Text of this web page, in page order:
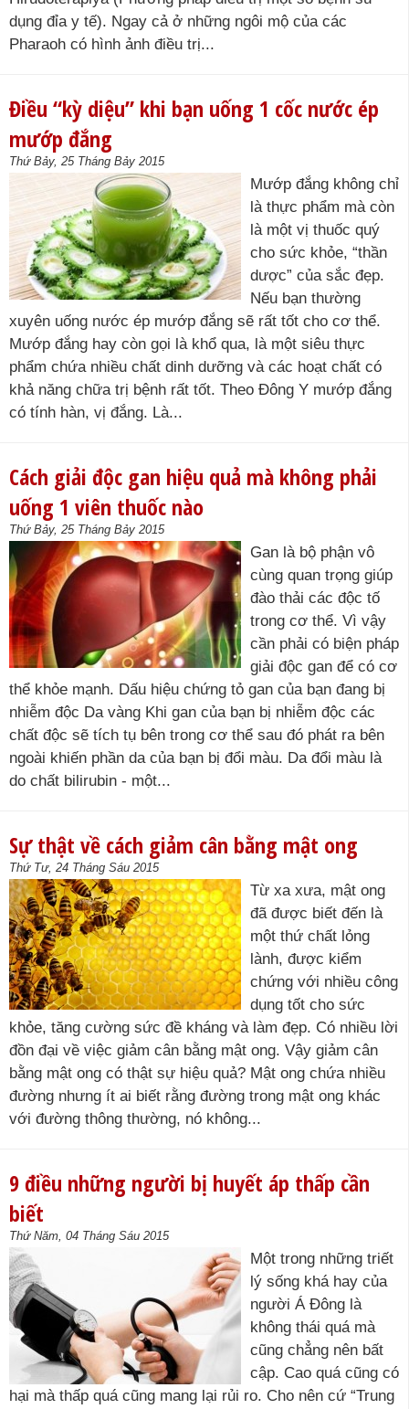
dụng đỉa y tế). Ngay cả ở những ngôi mộ của các
Pharaoh có hình ảnh điều trị...
Điều “kỳ diệu” khi bạn uống 1 cốc nước ép
mướp đắng
Thứ Bảy, 25 Tháng Bảy 2015
Mướp đắng không chỉ
là thực phẩm mà còn
là một vị thuốc quý
cho sức khỏe, “thần
dược” của sắc đẹp.
Nếu bạn thường
xuyên uống nước ép mướp đắng sẽ rất tốt cho cơ thể.
Mướp đắng hay còn gọi là khổ qua, là một siêu thực
phẩm chứa nhiều chất dinh dưỡng và các hoạt chất có
khả năng chữa trị bệnh rất tốt. Theo Đông Y mướp đắng
có tính hàn, vị đắng. Là...
Cách giải độc gan hiệu quả mà không phải
uống 1 viên thuốc nào
Thứ Bảy, 25 Tháng Bảy 2015
Gan là bộ phận vô
cùng quan trọng giúp
đào thải các độc tố
trong cơ thể. Vì vậy
cần phải có biện pháp
giải độc gan để có cơ
thể khỏe mạnh. Dấu hiệu chứng tỏ gan của bạn đang bị
nhiễm độc Da vàng Khi gan của bạn bị nhiễm độc các
chất độc sẽ tích tụ bên trong cơ thể sau đó phát ra bên
ngoài khiến phần da của bạn bị đổi màu. Da đổi màu là
do chất bilirubin - một...
Sự thật về cách giảm cân bằng mật ong
Thứ Tư, 24 Tháng Sáu 2015
Từ xa xưa, mật ong
đã được biết đến là
một thứ chất lỏng
lành, được kiểm
chứng với nhiều công
dụng tốt cho sức
khỏe, tăng cường sức đề kháng và làm đẹp. Có nhiều lời
đồn đại về việc giảm cân bằng mật ong. Vậy giảm cân
bằng mật ong có thật sự hiệu quả? Mật ong chứa nhiều
đường nhưng ít ai biết rằng đường trong mật ong khác
với đường thông thường, nó không...
9 điều những người bị huyết áp thấp cần
biết
Thứ Năm, 04 Tháng Sáu 2015
Một trong những triết
lý sống khá hay của
người Á Đông là
không thái quá mà
cũng chẳng nên bất
cập. Cao quá cũng có
hại mà thấp quá cũng mang lại rủi ro. Cho nên cứ “Trung